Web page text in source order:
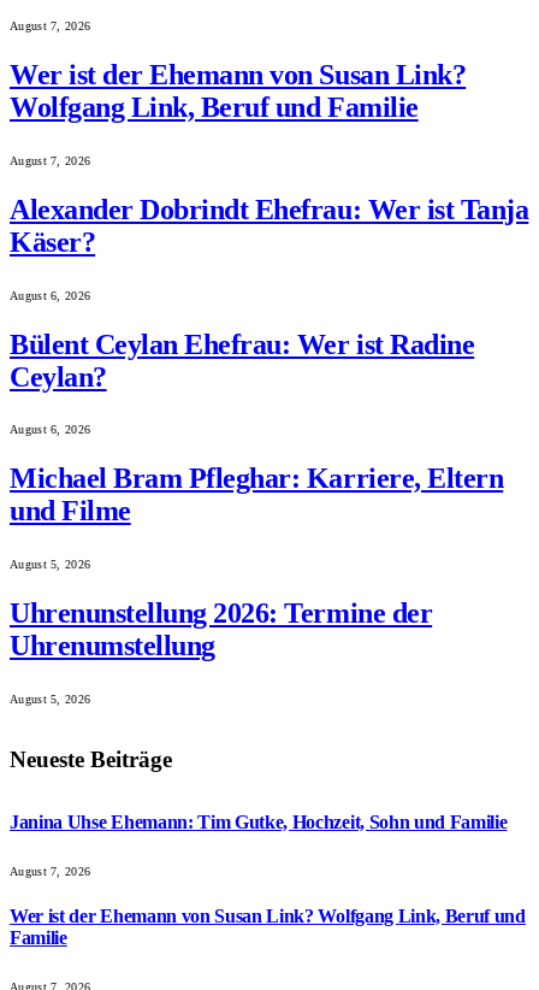
August 7, 2026
Wer ist der Ehemann von Susan Link?
Wolfgang Link, Beruf und Familie
August 7, 2026
Alexander Dobrindt Ehefrau: Wer ist Tanja
Käser?
August 6, 2026
Bülent Ceylan Ehefrau: Wer ist Radine
Ceylan?
August 6, 2026
Michael Bram Pfleghar: Karriere, Eltern
und Filme
August 5, 2026
Uhrenunstellung 2026: Termine der
Uhrenumstellung
August 5, 2026
Neueste Beiträge
Janina Uhse Ehemann: Tim Gutke, Hochzeit, Sohn und Familie
August 7, 2026
Wer ist der Ehemann von Susan Link? Wolfgang Link, Beruf und
Familie